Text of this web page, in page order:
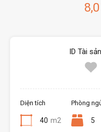
ID Tài
Diện tích
40 m2
Phòng
5